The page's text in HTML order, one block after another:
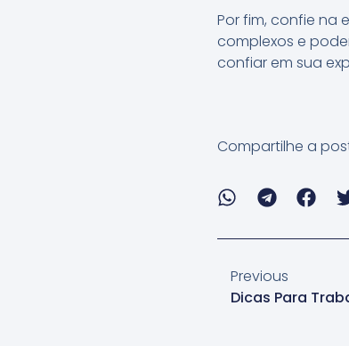
Por fim, confie na
complexos e
confiar em sua
Compartilhe a
Previous